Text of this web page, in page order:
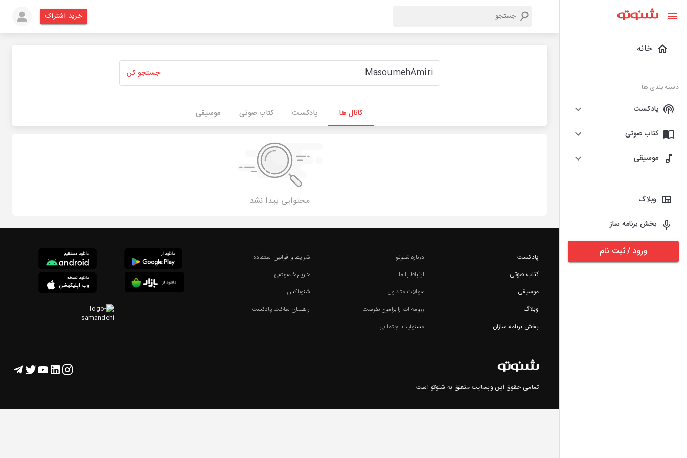
خانه
دسته بندی ها
پادکست
کتاب صوتی
موسیقی
وبلاگ
بخش برنامه ساز
ورود / ثبت نام
خرید اشتراک
جستجو کن
کانال ها پادکست کتاب صوتی موسیقی
محتوایی پیدا نشد
پادکست
کتاب صوتی
موسیقی
وبلاگ
بخش برنامه سازان
درباره شنوتو
ارتباط با ما
سوالات متداول
رزومه ات را برامون بفرست
مسئولیت اجتماعی
شرایط و قوانین استفاده
حریم خصوصی
شنوباکس
راهنمای ساخت پادکست
تمامی حقوق این وبسایت متعلق به شنوتو است